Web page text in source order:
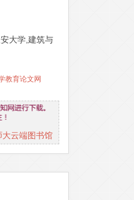
大学,建筑与
教育论文网
大云端图书馆